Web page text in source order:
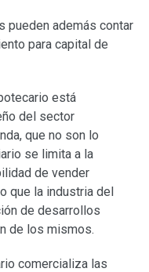
pueden además contar
para capital de
está
del sector
que no son lo
se limita a la
de vender
que la industria del
de desarrollos
de los mismos.
comercializa las